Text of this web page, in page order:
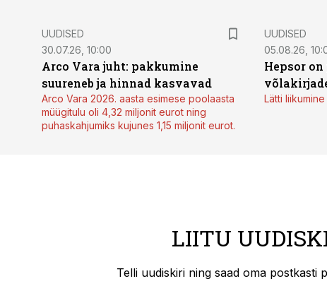
UUDISED
30.07.26, 10:00
Arco Vara juht: pakkumine
suureneb ja hinnad kasvavad
Arco Vara 2026. aasta esimese poolaasta
müügitulu oli 4,32 miljonit eurot ning
puhaskahjumiks kujunes 1,15 miljonit eurot.
UUDISED
05.08.26,
Hepsor
Lätti
LIITU
Telli uudiskiri ning saad oma postkasti